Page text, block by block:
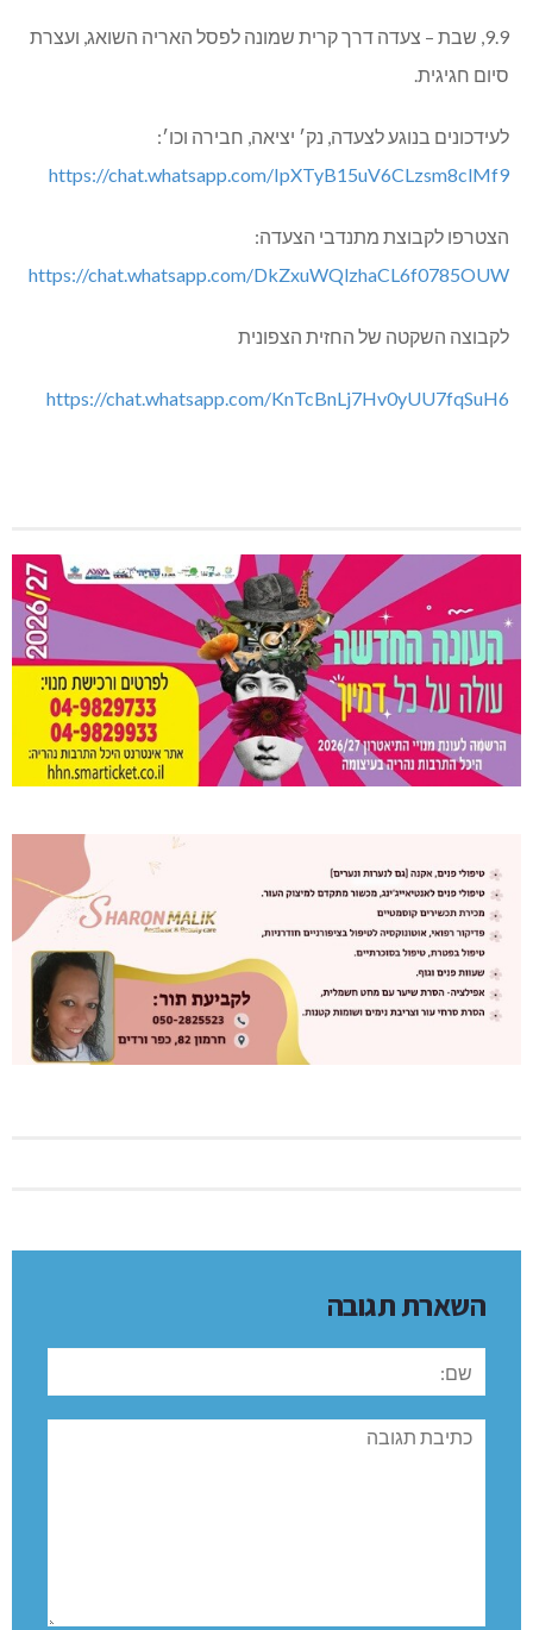
9.9, שבת – צעדה דרך קרית שמונה לפסל האריה השואג, ועצרת
סיום חגיגית.
לעידכונים בנוגע לצעדה, נק׳ יציאה, חבירה וכו׳:
https://chat.whatsapp.com/IpXTyB15uV6CLzsm8clMf9
הצטרפו לקבוצת מתנדבי הצעדה:
https://chat.whatsapp.com/DkZxuWQlzhaCL6f0785OUW
לקבוצה השקטה של החזית הצפונית
https://chat.whatsapp.com/KnTcBnLj7Hv0yUU7fqSuH6
השארת תגובה
תגובה